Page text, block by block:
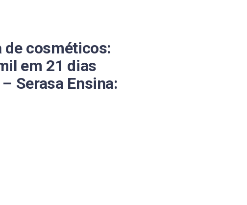
de cosméticos:
em 21 dias
Serasa Ensina: